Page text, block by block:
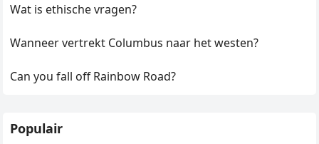
Wat is ethische vragen?
Wanneer vertrekt Columbus naar het westen?
Can you fall off Rainbow Road?
Populair